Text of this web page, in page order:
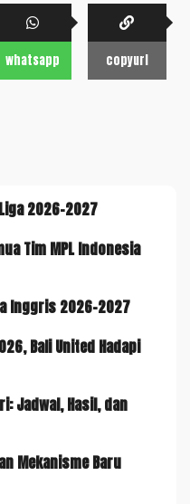
whatsapp copyurl
2026-2027
Tim MPL Indonesia
Inggris 2026-2027
Bali United Hadapi
Jadwal, Hasil, dan
Mekanisme Baru